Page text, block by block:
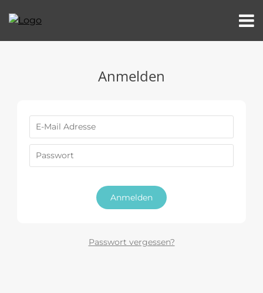
Anmelden
Anmelden
Passwort vergessen?